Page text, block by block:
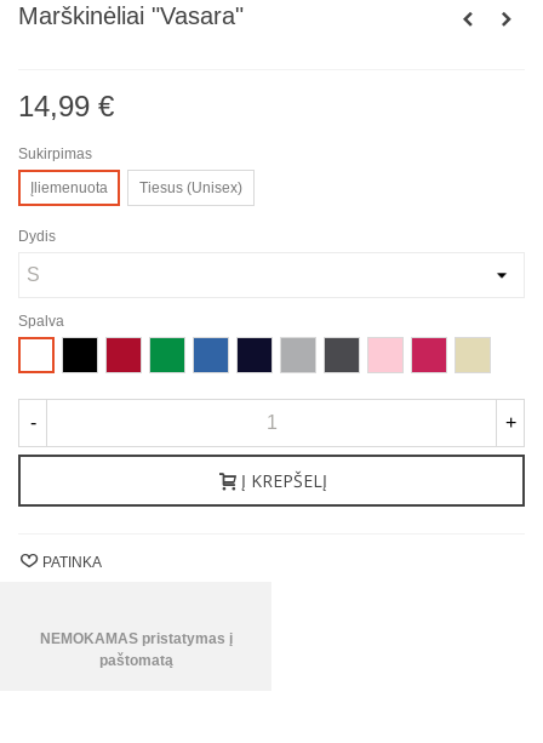
Marškinėliai "Vasara"
14,99 €
Sukirpimas
Įliemenuota
Tiesus (Unisex)
Dydis
Spalva
žalia
mėlynamėlynapilka
pilka
rožinė
- +
Į KREPŠELĮ
PATINKA
NEMOKAMAS pristatymas į
paštomatą